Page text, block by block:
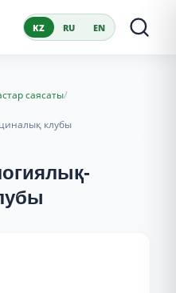
KZ RU EN
саясаты/
клубы